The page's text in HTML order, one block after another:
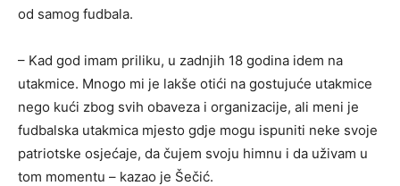
od samog fudbala.
– Kad god imam priliku, u zadnjih 18 godina idem na
utakmice. Mnogo mi je lakše otići na gostujuće utakmice
nego kući zbog svih obaveza i organizacije, ali meni je
fudbalska utakmica mjesto gdje mogu ispuniti neke svoje
patriotske osjećaje, da čujem svoju himnu i da uživam u
tom momentu – kazao je Šečić.